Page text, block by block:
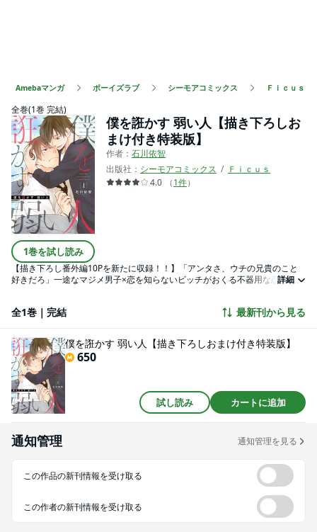
Amebaマンガ ボーイズラブ シーモアコミックス Ｆｉｃｕｓ
全巻(1巻 完結)
1巻を試し読み
僕を誑かす 弱い人【描き下ろしお
まけ付き特装版】
作者： 石川依智
出版社： シーモアコミックス
Ｆｉｃｕｓ
4.0
（1件）
【描き下ろし番外編10Pを新たに収録！！】「アンタさ、ウチの兄貴のこと
好きだろ」一途なマジメ男子×恋を知らないビッチがおくる不器用な恋物
な俺にとって、その物珍しさに最初は単なる興味本位で、思わず手を出して
～3巻／第1～10話、「俺で童貞卒業する？」第1巻／第1～3話、「喘ぎ攻め
～カレシ大好き優男×可愛い肉食系～」第1巻／第1～3話、「逆転カレシ～思
い込み激しい攻（仮）×ツンデレ受（仮）～」第1巻／第1～3話、「執着攻め
～策士×健気ブラコン～」第1巻／第1～3話を収録した電子特装版です】
詳細
全1巻｜完結 最新刊から見る
僕を誑かす 弱い人【描き下ろしおまけ付き特装版】
650
試し読み カートに追加
通知管理 通知管理を見る
この作品の新刊情報を受け取る
この作者の新刊情報を受け取る